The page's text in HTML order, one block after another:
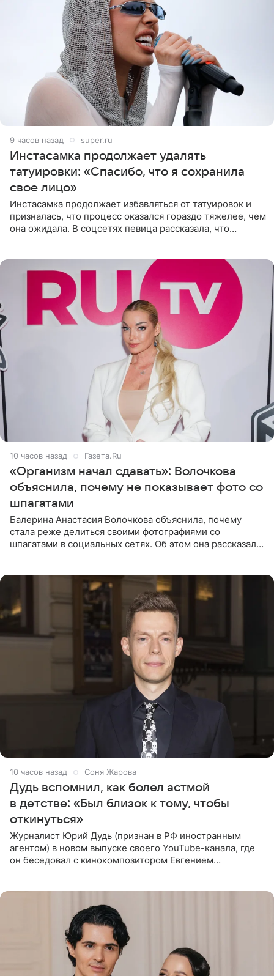
9 часов назад super.ru
Инстасамка продолжает удалять
татуировки: «Спасибо, что я сохранила
свое лицо»
Инстасамка продолжает избавляться от татуировок и
призналась, что процесс оказался гораздо тяжелее, чем
она ожидала. В соцсетях певица рассказала, что
10 часов назад Газета.Ru
«Организм начал сдавать»: Волочкова
объяснила, почему не показывает фото со
шпагатами
Балерина Анастасия Волочкова объяснила, почему
стала реже делиться своими фотографиями со
шпагатами в социальных сетях. Об этом она рассказала
10 часов назад Соня Жарова
Дудь вспомнил, как болел астмой
в детстве: «Был близок к тому, чтобы
откинуться»
Журналист Юрий Дудь (признан в РФ иностранным
агентом) в новом выпуске своего YouTube-канала, где
он беседовал с кинокомпозитором Евгением